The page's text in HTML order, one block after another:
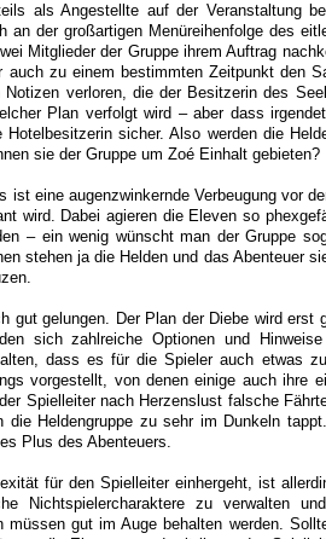
als Angestellte auf der Veranstaltung
der großartigen Menüreihenfolge des
Mitglieder der Gruppe ihrem Auftrag
zu einem bestimmten Zeitpunkt den
verloren, die der Besitzerin des
Plan verfolgt wird – aber dass
sicher. Also werden die
sie der Gruppe um Zoé Einhalt gebieten?
ist eine augenzwinkernde Verbeugung vor
wird. Dabei agieren die Eleven so
– ein wenig wünscht man der Gruppe
stehen ja die Helden und das Abenteuer
gut gelungen. Der Plan der Diebe wird erst
sich zahlreiche Optionen und
dass es für die Spieler auch etwas
vorgestellt, von denen einige auch ihre
Spielleiter nach Herzenslust falsche
Heldengruppe zu sehr im Dunkeln
Plus des Abenteuers.
für den Spielleiter einhergeht, ist
zu verwalten und
gut im Auge behalten werden.